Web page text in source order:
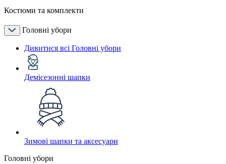
Костюми та комплекти
Головні убори
Дивитися всі Головні убори
Демісезонні шапки
Зимові шапки та аксесуари
Головні убори